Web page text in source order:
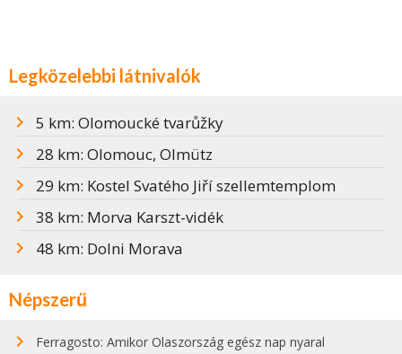
Legközelebbi látnivalók
5 km: Olomoucké tvarůžky
28 km: Olomouc, Olmütz
29 km: Kostel Svatého Jiří szellemtemplom
38 km: Morva Karszt-vidék
48 km: Dolni Morava
Népszerű
Ferragosto: Amikor Olaszország egész nap nyaral